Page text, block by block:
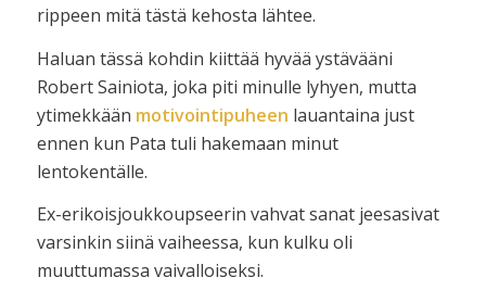
rippeen mitä tästä kehosta lähtee.
Haluan tässä kohdin kiittää hyvää ystävääni
Robert Sainiota, joka piti minulle lyhyen, mutta
ytimekkään motivointipuheen lauantaina just
ennen kun Pata tuli hakemaan minut
lentokentälle.
Ex-erikoisjoukkoupseerin vahvat sanat jeesasivat
varsinkin siinä vaiheessa, kun kulku oli
muuttumassa vaivalloiseksi.